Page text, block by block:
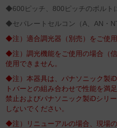
◆600ピッチ、800ピッチのボルト
◆セパレートセルコン（A、AN・
◆注）適合調光器（別売）をご使用
◆注）調光機能をご使用の場合（
使用できません。
◆注）本器具は、パナソニック製
トバーとの組み合わせで性能を満
禁止およびパナソニック製iDシリ
しないでください。
◆注）リニューアルの場合、現場